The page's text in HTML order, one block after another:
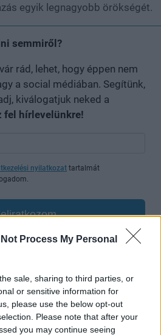
Not Process My Personal
sale, sharing to third parties, or
or sensitive information for
please use the below opt-out
Please note that after your
you may continue seeing
egyik legnagyobb örökségét.
semmiről?
rád, lehet, hogy éppen nem
a social médiában. Segítünk,
kiválogatjuk neked a
fel hírlevelünkre!
nyilatkozat tartalmát
zene és a nyár legjobb
forduló! (X)
a balatoni strandröplabda-